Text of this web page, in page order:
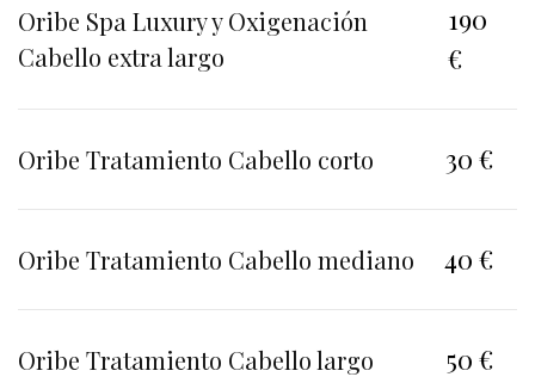
Oribe Spa Luxury y Oxigenación
Cabello extra largo
190
€
Oribe Tratamiento Cabello corto 30 €
Oribe Tratamiento Cabello mediano 40 €
Oribe Tratamiento Cabello largo 50 €